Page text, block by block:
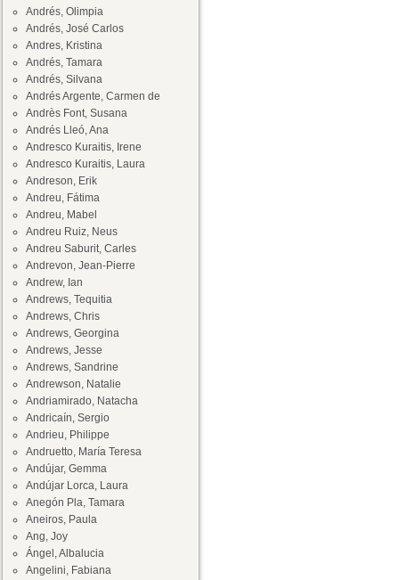
Andrés, Olimpia
Andrés, José Carlos
Andres, Kristina
Andrés, Tamara
Andrés, Silvana
Andrés Argente, Carmen de
Andrès Font, Susana
Andrés Lleó, Ana
Andresco Kuraitis, Irene
Andresco Kuraitis, Laura
Andreson, Erik
Andreu, Fátima
Andreu, Mabel
Andreu Ruiz, Neus
Andreu Saburit, Carles
Andrevon, Jean-Pierre
Andrew, Ian
Andrews, Tequitia
Andrews, Chris
Andrews, Georgina
Andrews, Jesse
Andrews, Sandrine
Andrewson, Natalie
Andriamirado, Natacha
Andricaín, Sergio
Andrieu, Philippe
Andruetto, María Teresa
Andújar, Gemma
Andújar Lorca, Laura
Anegón Pla, Tamara
Aneiros, Paula
Ang, Joy
Ángel, Albalucia
Angelini, Fabiana